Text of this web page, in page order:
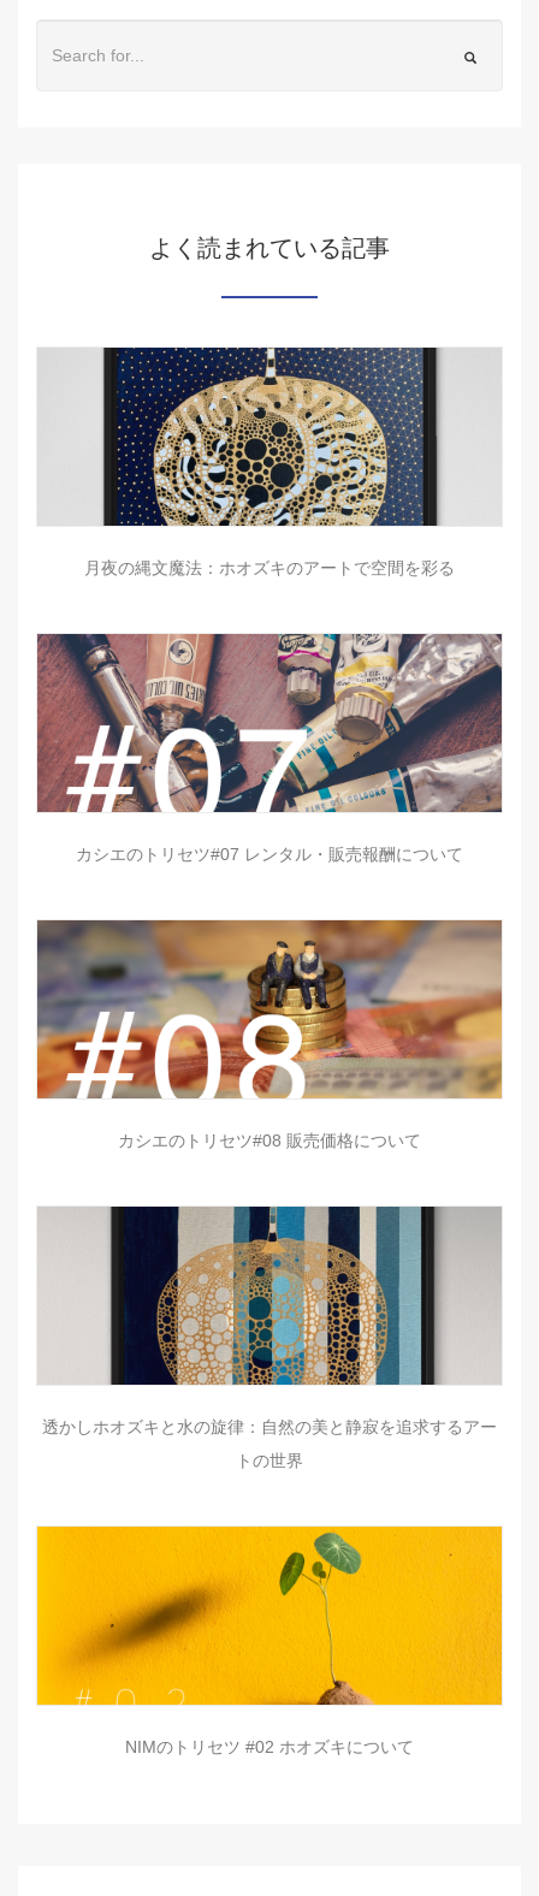
よく読まれている記事
月夜の縄文魔法：ホオズキのアートで空間を彩る
カシエのトリセツ#07 レンタル・販売報酬について
カシエのトリセツ#08 販売価格について
透かしホオズキと水の旋律：自然の美と静寂を追求するアー
トの世界
NIMのトリセツ #02 ホオズキについて